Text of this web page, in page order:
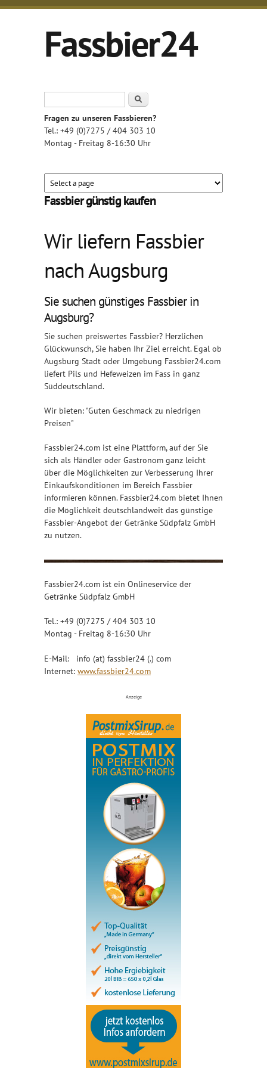
Direkt zum Inhalt
Fassbier24
Suche
Fragen zu unseren Fassbieren?
Tel.: +49 (0)7275 / 404 303 10
Montag - Freitag 8-16:30 Uhr
Fassbier günstig kaufen
Wir liefern Fassbier
nach Augsburg
Sie suchen günstiges Fassbier in
Augsburg?
Sie suchen preiswertes Fassbier? Herzlichen
Glückwunsch, Sie haben Ihr Ziel erreicht. Egal ob
Augsburg Stadt oder Umgebung Fassbier24.com
liefert Pils und Hefeweizen im Fass in ganz
Süddeutschland.
Wir bieten: "Guten Geschmack zu niedrigen
Preisen"
Fassbier24.com ist eine Plattform, auf der Sie
sich als Händler oder Gastronom ganz leicht
über die Möglichkeiten zur Verbesserung Ihrer
Einkaufskonditionen im Bereich Fassbier
informieren können. Fassbier24.com bietet Ihnen
die Möglichkeit deutschlandweit das günstige
Fassbier-Angebot der Getränke Südpfalz GmbH
zu nutzen.
Fassbier24.com ist ein Onlineservice der
Getränke Südpfalz GmbH
Tel.: +49 (0)7275 / 404 303 10
Montag - Freitag 8-16:30 Uhr
E-Mail: info (at) fassbier24 (.) com
Internet: www.fassbier24.com
Anzeige